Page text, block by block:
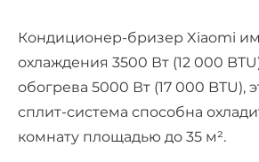
Кондиционер-бризер Xiaomi
охлаждения 3500 Вт (12 000
обогрева 5000 Вт (17 000 BTU),
сплит-система способна
комнату площадью до 35 м².